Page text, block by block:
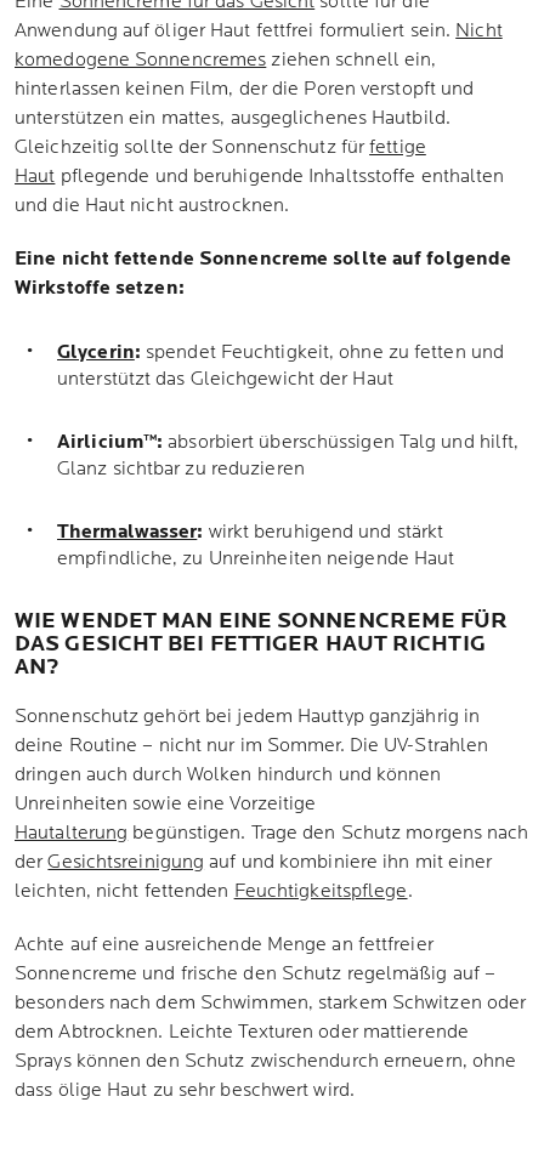
Anwendung auf öliger Haut fettfrei formuliert sein. Nicht
komedogene Sonnencremes ziehen schnell ein,
hinterlassen keinen Film, der die Poren verstopft und
unterstützen ein mattes, ausgeglichenes Hautbild.
Gleichzeitig sollte der Sonnenschutz fürfettige
Haut pflegende und beruhigende Inhaltsstoffe enthalten
und die Haut nicht austrocknen.
Eine nicht fettende Sonnencreme sollte auf folgende
Wirkstoffe setzen:
Glycerin: spendet Feuchtigkeit, ohne zu fetten und
unterstützt das Gleichgewicht der Haut
Airlicium™:absorbiert überschüssigen Talg und hilft,
Glanz sichtbar zu reduzieren
Thermalwasser: wirkt beruhigend und stärkt
empfindliche, zu Unreinheiten neigende Haut
WIE WENDET MAN EINE SONNENCREME FÜR
DAS GESICHT BEI FETTIGER HAUT RICHTIG
AN?
Sonnenschutz gehört bei jedem Hauttyp ganzjährig in
deine Routine – nicht nur im Sommer. Die UV-Strahlen
dringen auch durch Wolken hindurch und können
Unreinheiten sowie eine Vorzeitige
Hautalterung begünstigen. Trage den Schutz morgens nach
derGesichtsreinigung auf und kombiniere ihn mit einer
leichten, nicht fettenden Feuchtigkeitspflege.
Achte auf eine ausreichende Menge an fettfreier
Sonnencreme und frische den Schutz regelmäßig auf –
besonders nach dem Schwimmen, starkem Schwitzen oder
dem Abtrocknen. Leichte Texturen oder mattierende
Sprays können den Schutz zwischendurch erneuern, ohne
dass ölige Haut zu sehr beschwert wird.